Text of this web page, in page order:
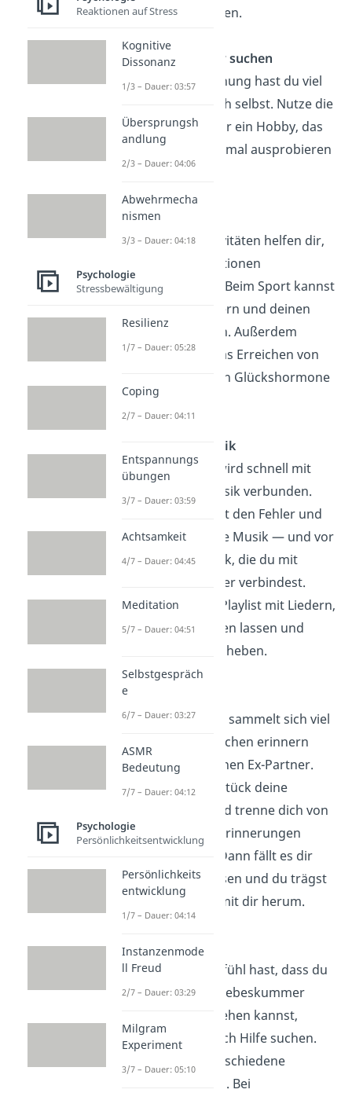
Möbel umzustellen.
Ein neues Hobby suchen
Nach einer Trennung hast du viel
mehr Zeit für dich selbst. Nutze die
Zeit und suche dir ein Hobby, das
du schon immer mal ausprobieren
wolltest.
Sport
Körperliche Aktivitäten helfen dir,
angestaute Emotionen
herauszulassen. Beim Sport kannst
du dich auspowern und deinen
Kopf frei machen. Außerdem
werden durch das Erreichen von
sportlichen Zielen Glückshormone
ausgeschüttet.
Gute Laune-Musik
Liebeskummer wird schnell mit
Herzschmerzmusik verbunden.
Aber mache nicht den Fehler und
höre nur traurige Musik — und vor
allem keine Musik, die du mit
deinem Ex-Partner verbindest.
Erstelle dir eine Playlist mit Liedern,
die dich gut fühlen lassen und
deine Stimmung heben.
Ausmisten
Im Laufe der Zeit sammelt sich viel
Zeug an. Viele Sachen erinnern
dich auch an deinen Ex-Partner.
Miste Stück für Stück deine
Schränke aus und trenne dich von
Sachen, die mit Erinnerungen
verknüpft sind. Dann fällt es dir
leichter loszulassen und du trägst
weniger Ballast mit dir herum.
Hilfe aufsuchen
Wenn du das Gefühl hast, dass du
selbst mit dem Liebeskummer
nicht mehr umgehen kannst,
kannst du dir auch Hilfe suchen.
Dafür gibt es verschiedene
Beratungsstellen. Bei
Reaktionen auf Stress
Kognitive
Dissonanz
1/3 – Dauer: 03:57
Übersprungsh
andlung
2/3 – Dauer: 04:06
Abwehrmecha
nismen
3/3 – Dauer: 04:18
Psychologie
Stressbewältigung
Resilienz
1/7 – Dauer: 05:28
Coping
2/7 – Dauer: 04:11
Entspannungs
übungen
3/7 – Dauer: 03:59
Achtsamkeit
4/7 – Dauer: 04:45
Meditation
5/7 – Dauer: 04:51
Selbstgespräch
e
6/7 – Dauer: 03:27
ASMR
Bedeutung
7/7 – Dauer: 04:12
Psychologie
Persönlichkeitsentwicklung
Persönlichkeits
entwicklung
1/7 – Dauer: 04:14
Instanzenmode
ll Freud
2/7 – Dauer: 03:29
Milgram
Experiment
3/7 – Dauer: 05:10